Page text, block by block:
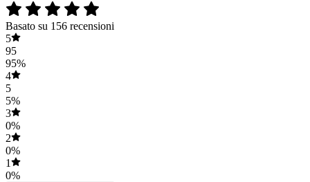
Basato su 156 recensioni
5
95
95%
4
5
5%
3
0%
2
0%
1
0%